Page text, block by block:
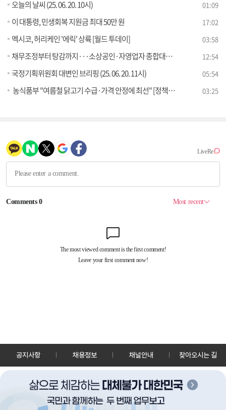
오늘의 날씨 (25. 06. 20. 10시) 01:09
이 대통령, 민생회복 지원금 최대 50만 원 17:02
멕시코, 허리케인 '에릭' 상륙 [월드 투데이] 03:58
채무조정부터 탕감까지···소상공인·자영업자 종합대책은? 12:54
국정기획위원회 대변인 브리핑 (25. 06. 20. 11시) 05:54
농식품부 "여름철 닭고기 수급·가격 안정에 최선" [정책 바로보기] 03:25
공지사항 채용정보 채널안내 찾아오시는 길
30128 세종특별자치시 정부2청사로 13 한국정책방송원 KTV
TEL: 044-204-8000
Copyrightⓒ KTV 국민방송 All Rights Reserved.